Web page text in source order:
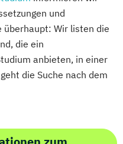
und
überhaupt: Wir listen die
die ein
anbieten, in einer
die Suche nach dem